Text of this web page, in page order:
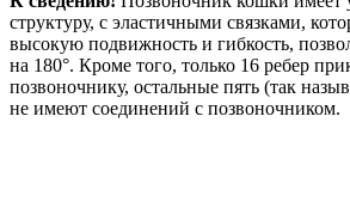
структуру, с эластичными связками,
высокую подвижность и гибкость,
на 180°. Кроме того, только 16 ребер
позвоночнику, остальные пять (так
не имеют соединений с позвоночником.